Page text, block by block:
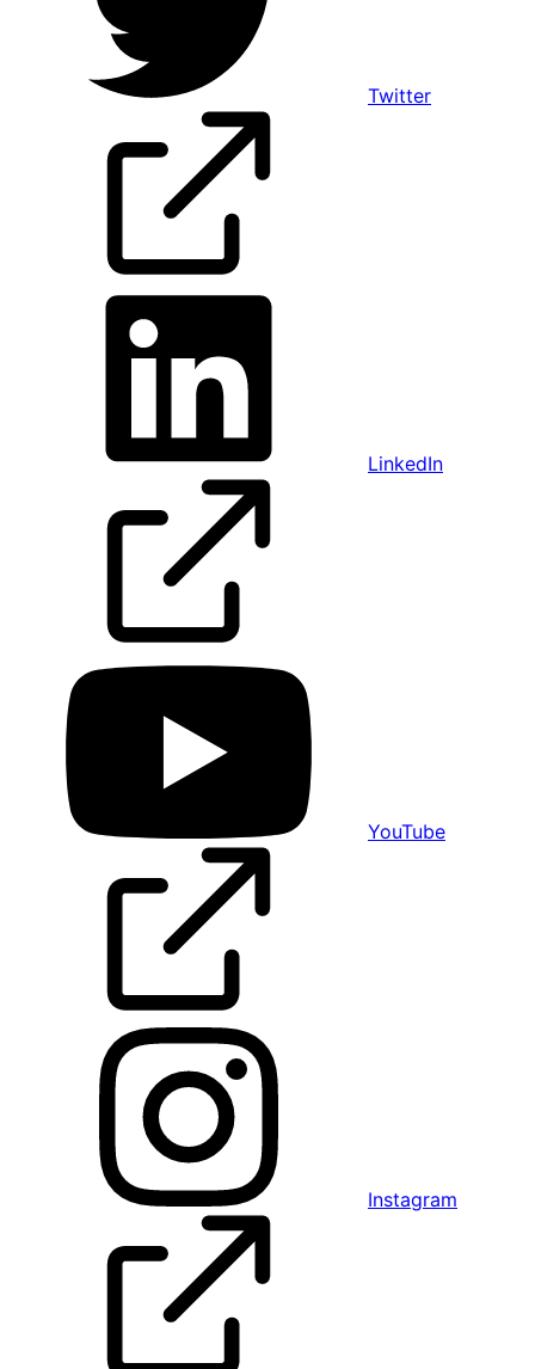
Twitter
LinkedIn
YouTube
Instagram